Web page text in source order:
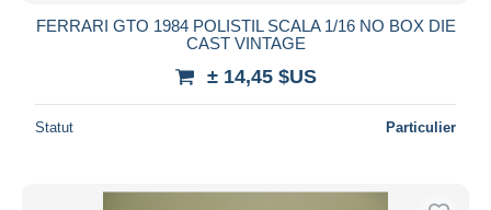
FERRARI GTO 1984 POLISTIL SCALA 1/16 NO BOX DIE
CAST VINTAGE
± 14,45 $US
Statut Particulier